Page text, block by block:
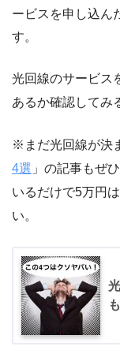
ービスを申し込ん
す。
光回線のサービス
あるか確認してみ
※まだ光回線が決
4選 」の記事もぜ
いるだけで5万円
い。